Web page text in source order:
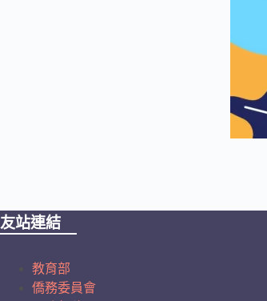
友站連結
教育部
僑務委員會